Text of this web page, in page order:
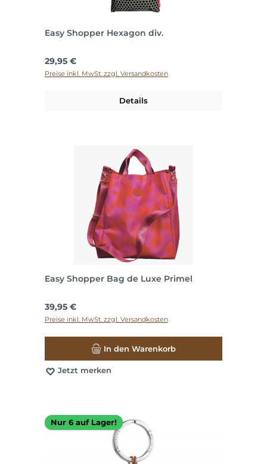
Easy Shopper Hexagon div.
Regulärer Preis:
29,95 €
Preise inkl. MwSt. zzgl. Versandkosten
Details
Easy Shopper Bag de Luxe Primel
Regulärer Preis:
39,95 €
Preise inkl. MwSt. zzgl. Versandkosten
In den Warenkorb
Jetzt merken
Nur 6 auf Lager!